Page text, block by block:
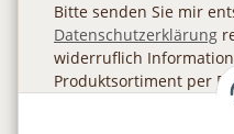
Bitte senden Sie mir
Datenschutzerklärung
widerruflich
Produktsortiment per